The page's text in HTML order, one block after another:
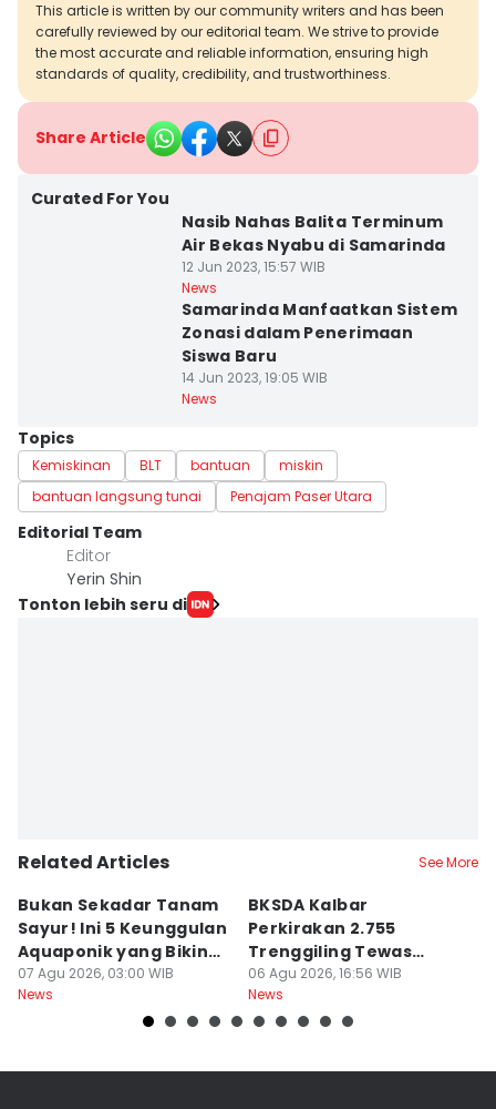
This article is written by our community writers and has been
carefully reviewed by our editorial team. We strive to provide
the most accurate and reliable information, ensuring high
standards of quality, credibility, and trustworthiness.
Share Article
Curated For You
Nasib Nahas Balita Terminum
Air Bekas Nyabu di Samarinda
12 Jun 2023, 15:57 WIB
News
Samarinda Manfaatkan Sistem
Zonasi dalam Penerimaan
Siswa Baru
14 Jun 2023, 19:05 WIB
News
Topics
Kemiskinan BLT bantuan
miskin
bantuan langsung tunai
Penajam Paser Utara
Editorial Team
Editor
Yerin Shin
Tonton lebih seru di
Related Articles See More
Bukan Sekadar Tanam
Sayur! Ini 5 Keunggulan
Aquaponik yang Bikin
Takjub
07 Agu 2026, 03:00 WIB
News
BKSDA Kalbar
Perkirakan 2.755
Trenggiling Tewas
untuk Dapat 551 Kg Sisik
06 Agu 2026, 16:56 WIB
News